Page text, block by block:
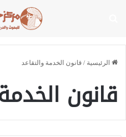
الرئيسية / قانون الخدمة والتقاعد
قانون